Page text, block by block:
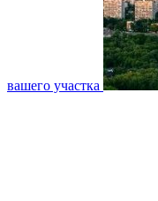
вашего участка